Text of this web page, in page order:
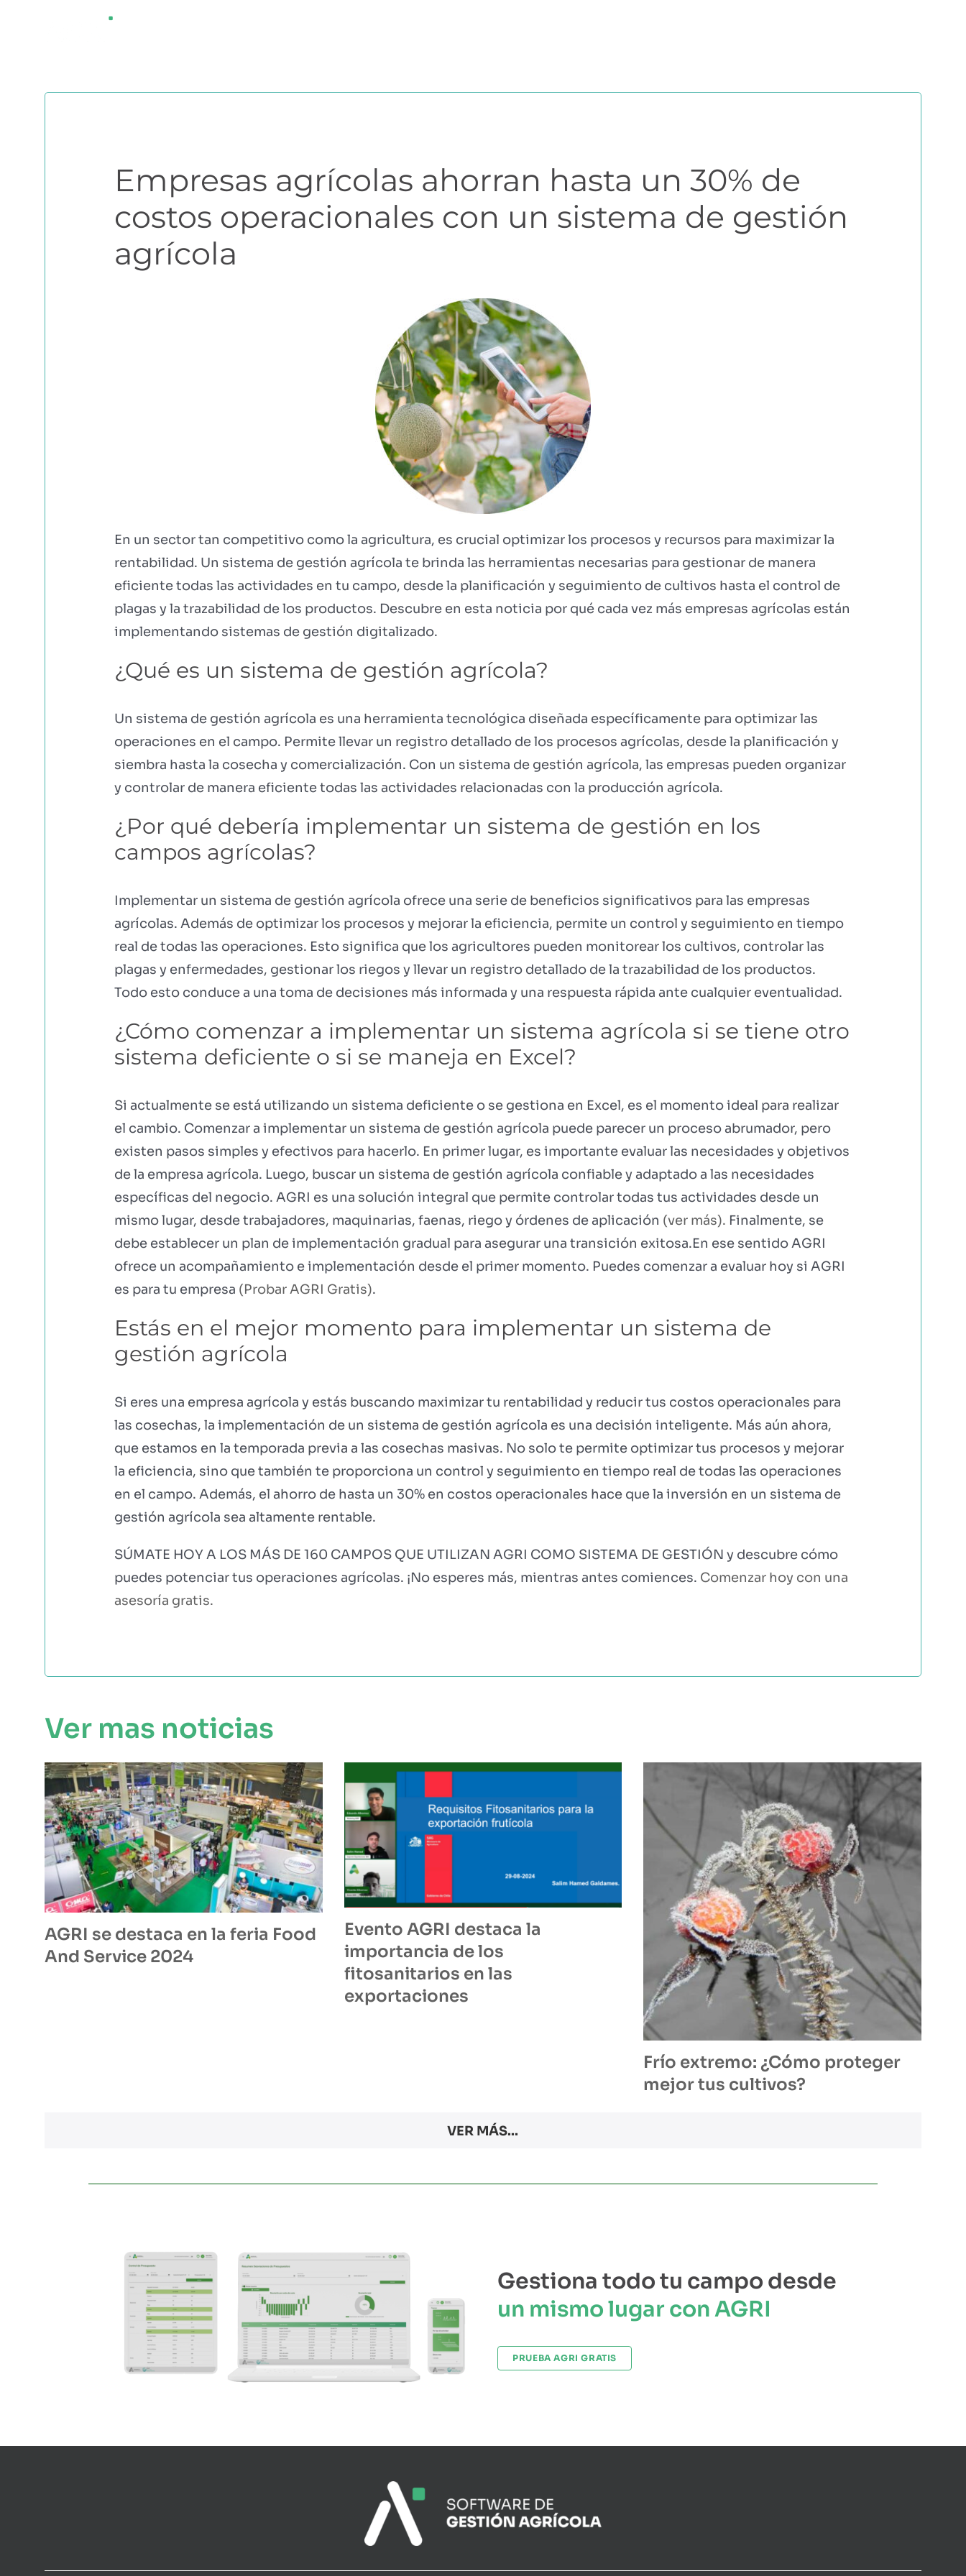
Empresas agrícolas ahorran hasta un 30% de
costos operacionales con un sistema de gestión
agrícola
En un sector tan competitivo como la agricultura, es crucial optimizar los procesos y recursos para maximizar la
rentabilidad. Un sistema de gestión agrícola te brinda las herramientas necesarias para gestionar de manera
eficiente todas las actividades en tu campo, desde la planificación y seguimiento de cultivos hasta el control de
plagas y la trazabilidad de los productos. Descubre en esta noticia por qué cada vez más empresas agrícolas están
implementando sistemas de gestión digitalizado.
¿Qué es un sistema de gestión agrícola?
Un sistema de gestión agrícola es una herramienta tecnológica diseñada específicamente para optimizar las
operaciones en el campo. Permite llevar un registro detallado de los procesos agrícolas, desde la planificación y
siembra hasta la cosecha y comercialización. Con un sistema de gestión agrícola, las empresas pueden organizar
y controlar de manera eficiente todas las actividades relacionadas con la producción agrícola.
¿Por qué debería implementar un sistema de gestión en los
campos agrícolas?
Implementar un sistema de gestión agrícola ofrece una serie de beneficios significativos para las empresas
agrícolas. Además de optimizar los procesos y mejorar la eficiencia, permite un control y seguimiento en tiempo
real de todas las operaciones. Esto significa que los agricultores pueden monitorear los cultivos, controlar las
plagas y enfermedades, gestionar los riegos y llevar un registro detallado de la trazabilidad de los productos.
Todo esto conduce a una toma de decisiones más informada y una respuesta rápida ante cualquier eventualidad.
¿Cómo comenzar a implementar un sistema agrícola si se tiene otro
sistema deficiente o si se maneja en Excel?
Si actualmente se está utilizando un sistema deficiente o se gestiona en Excel, es el momento ideal para realizar
el cambio. Comenzar a implementar un sistema de gestión agrícola puede parecer un proceso abrumador, pero
existen pasos simples y efectivos para hacerlo. En primer lugar, es importante evaluar las necesidades y objetivos
de la empresa agrícola. Luego, buscar un sistema de gestión agrícola confiable y adaptado a las necesidades
específicas del negocio. AGRI es una solución integral que permite controlar todas tus actividades desde un
mismo lugar, desde trabajadores, maquinarias, faenas, riego y órdenes de aplicación (ver más). Finalmente, se
debe establecer un plan de implementación gradual para asegurar una transición exitosa.En ese sentido AGRI
ofrece un acompañamiento e implementación desde el primer momento. Puedes comenzar a evaluar hoy si AGRI
es para tu empresa (Probar AGRI Gratis).
Estás en el mejor momento para implementar un sistema de
gestión agrícola
Si eres una empresa agrícola y estás buscando maximizar tu rentabilidad y reducir tus costos operacionales para
las cosechas, la implementación de un sistema de gestión agrícola es una decisión inteligente. Más aún ahora,
que estamos en la temporada previa a las cosechas masivas. No solo te permite optimizar tus procesos y mejorar
la eficiencia, sino que también te proporciona un control y seguimiento en tiempo real de todas las operaciones
en el campo. Además, el ahorro de hasta un 30% en costos operacionales hace que la inversión en un sistema de
gestión agrícola sea altamente rentable.
SÚMATE HOY A LOS MÁS DE 160 CAMPOS QUE UTILIZAN AGRI COMO SISTEMA DE GESTIÓN y descubre cómo
puedes potenciar tus operaciones agrícolas. ¡No esperes más, mientras antes comiences. Comenzar hoy con una
asesoría gratis.
Ver mas noticias
AGRI se destaca en la feria Food
And Service 2024
Evento AGRI destaca la
importancia de los
fitosanitarios en las
exportaciones
Frío extremo: ¿Cómo proteger
mejor tus cultivos?
VER MÁS...
Gestiona todo tu campo desde
un mismo lugar con AGRI
PRUEBA AGRI GRATIS